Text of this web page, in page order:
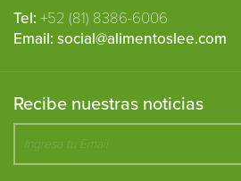
Tel: +52 (81) 8386-6006
Email: social@alimentoslee.com
Recibe nuestras noticias